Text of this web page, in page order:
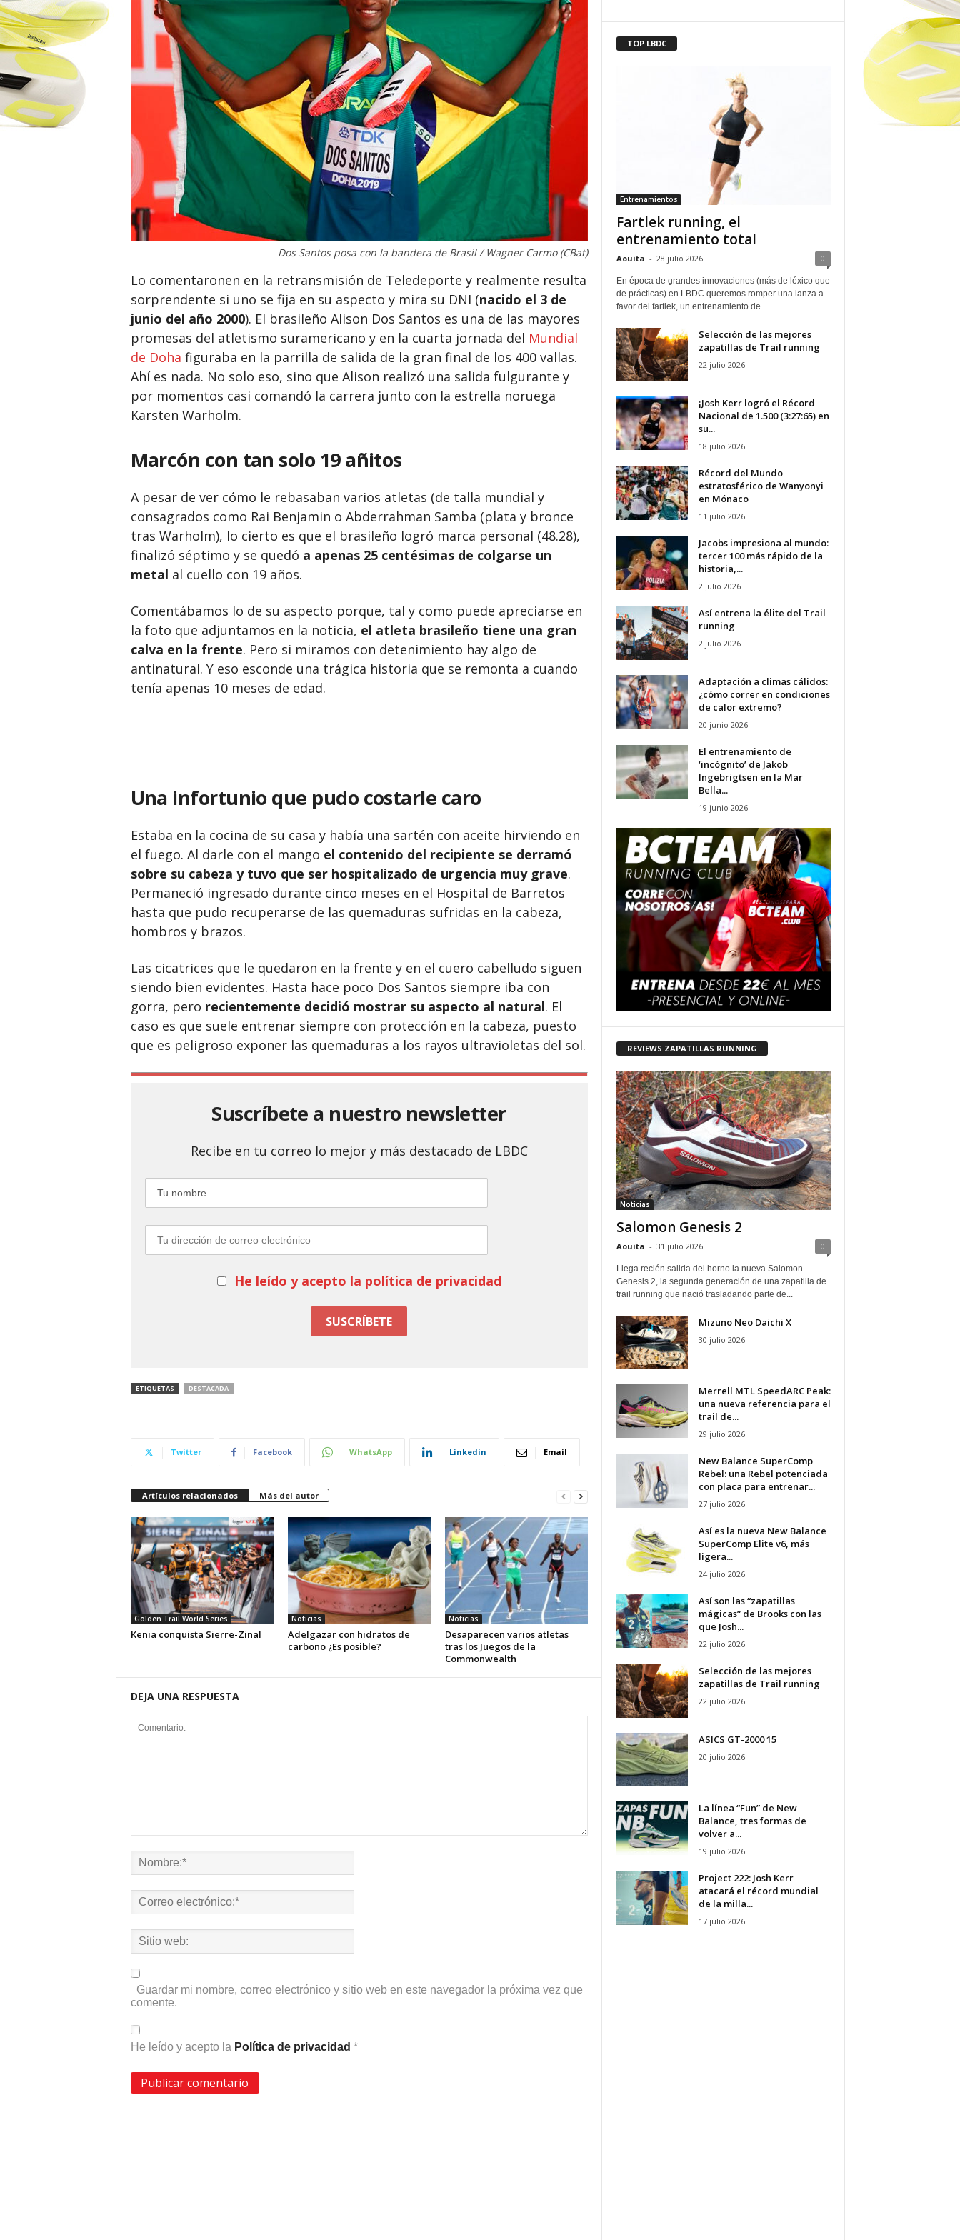
Dos Santos posa con la bandera de Brasil / Wagner Carmo (CBat)
Lo comentaronen en la retransmisión de Teledeporte y realmente resulta
sorprendente si uno se fija en su aspecto y mira su DNI (nacido el 3 de
junio del año 2000). El brasileño Alison Dos Santos es una de las mayores
promesas del atletismo suramericano y en la cuarta jornada del Mundial
de Doha figuraba en la parrilla de salida de la gran final de los 400 vallas.
Ahí es nada. No solo eso, sino que Alison realizó una salida fulgurante y
por momentos casi comandó la carrera junto con la estrella noruega
Karsten Warholm.
Marcón con tan solo 19 añitos
A pesar de ver cómo le rebasaban varios atletas (de talla mundial y
consagrados como Rai Benjamin o Abderrahman Samba (plata y bronce
tras Warholm), lo cierto es que el brasileño logró marca personal (48.28),
finalizó séptimo y se quedó a apenas 25 centésimas de colgarse un
metal al cuello con 19 años.
Comentábamos lo de su aspecto porque, tal y como puede apreciarse en
la foto que adjuntamos en la noticia, el atleta brasileño tiene una gran
calva en la frente. Pero si miramos con detenimiento hay algo de
antinatural. Y eso esconde una trágica historia que se remonta a cuando
tenía apenas 10 meses de edad.
Una infortunio que pudo costarle caro
Estaba en la cocina de su casa y había una sartén con aceite hirviendo en
el fuego. Al darle con el mango el contenido del recipiente se derramó
sobre su cabeza y tuvo que ser hospitalizado de urgencia muy grave.
Permaneció ingresado durante cinco meses en el Hospital de Barretos
hasta que pudo recuperarse de las quemaduras sufridas en la cabeza,
hombros y brazos.
Las cicatrices que le quedaron en la frente y en el cuero cabelludo siguen
siendo bien evidentes. Hasta hace poco Dos Santos siempre iba con
gorra, pero recientemente decidió mostrar su aspecto al natural. El
caso es que suele entrenar siempre con protección en la cabeza, puesto
que es peligroso exponer las quemaduras a los rayos ultravioletas del sol.
Suscríbete a nuestro newsletter
Recibe en tu correo lo mejor y más destacado de LBDC
He leído y acepto la política de privacidad
ETIQUETAS DESTACADA
Twitter Facebook WhatsApp Linkedin Email
Artículos relacionados Más del autor
Golden Trail World Series
Kenia conquista Sierre-Zinal
Noticias
Adelgazar con hidratos de
carbono ¿Es posible?
Noticias
Desaparecen varios atletas
tras los Juegos de la
Commonwealth
DEJA UNA RESPUESTA
Guardar mi nombre, correo electrónico y sitio web en este navegador la próxima vez que
comente.
He leído y acepto la Política de privacidad *
TOP LBDC
Entrenamientos
Fartlek running, el
entrenamiento total
Aouita - 28 julio 2026 0
En época de grandes innovaciones (más de léxico que
de prácticas) en LBDC queremos romper una lanza a
favor del fartlek, un entrenamiento de...
Selección de las mejores
zapatillas de Trail running
22 julio 2026
¡Josh Kerr logró el Récord
Nacional de 1.500 (3:27:65) en
su...
18 julio 2026
Récord del Mundo
estratosférico de Wanyonyi
en Mónaco
11 julio 2026
Jacobs impresiona al mundo:
tercer 100 más rápido de la
historia,...
2 julio 2026
Así entrena la élite del Trail
running
2 julio 2026
Adaptación a climas cálidos:
¿cómo correr en condiciones
de calor extremo?
20 junio 2026
El entrenamiento de
‘incógnito’ de Jakob
Ingebrigtsen en la Mar
Bella...
19 junio 2026
REVIEWS ZAPATILLAS RUNNING
Noticias
Salomon Genesis 2
Aouita - 31 julio 2026 0
Llega recién salida del horno la nueva Salomon
Genesis 2, la segunda generación de una zapatilla de
trail running que nació trasladando parte de...
Mizuno Neo Daichi X
30 julio 2026
Merrell MTL SpeedARC Peak:
una nueva referencia para el
trail de...
29 julio 2026
New Balance SuperComp
Rebel: una Rebel potenciada
con placa para entrenar...
27 julio 2026
Así es la nueva New Balance
SuperComp Elite v6, más
ligera...
24 julio 2026
Así son las “zapatillas
mágicas” de Brooks con las
que Josh...
22 julio 2026
Selección de las mejores
zapatillas de Trail running
22 julio 2026
ASICS GT-2000 15
20 julio 2026
La línea “Fun” de New
Balance, tres formas de
volver a...
19 julio 2026
Project 222: Josh Kerr
atacará el récord mundial
de la milla...
17 julio 2026